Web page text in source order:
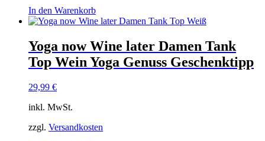
In den Warenkorb
Yoga now Wine later Damen Tank
Top Wein Yoga Genuss Geschenktipp
29,99 €
inkl. MwSt.
zzgl. Versandkosten